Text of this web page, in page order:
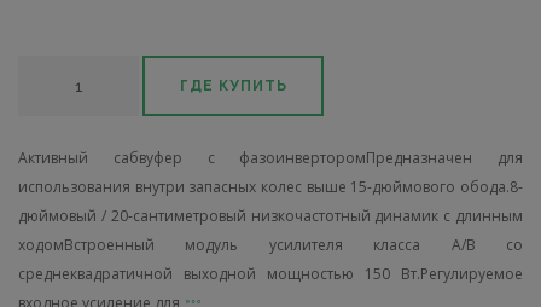
ГДЕ КУПИТЬ
Активный сабвуфер с фазоинверторомПредназначен для
использования внутри запасных колес выше 15-дюймового обода.8-
дюймовый / 20-сантиметровый низкочастотный динамик с длинным
ходомВстроенный модуль усилителя класса A/B со
среднеквадратичной выходной мощностью 150 Вт.Регулируемое
входное усиление для